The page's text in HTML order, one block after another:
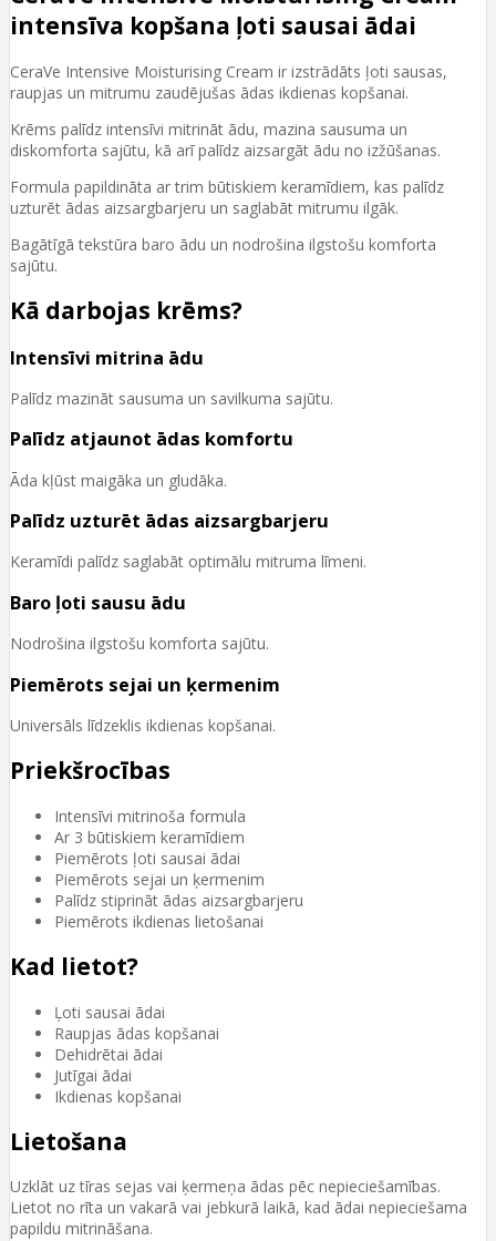
intensīva kopšana ļoti sausai ādai
CeraVe Intensive Moisturising Cream ir izstrādāts ļoti sausas,
raupjas un mitrumu zaudējušas ādas ikdienas kopšanai.
Krēms palīdz intensīvi mitrināt ādu, mazina sausuma un
diskomforta sajūtu, kā arī palīdz aizsargāt ādu no izžūšanas.
Formula papildināta ar trim būtiskiem keramīdiem, kas palīdz
uzturēt ādas aizsargbarjeru un saglabāt mitrumu ilgāk.
Bagātīgā tekstūra baro ādu un nodrošina ilgstošu komforta
sajūtu.
Kā darbojas krēms?
Intensīvi mitrina ādu
Palīdz mazināt sausuma un savilkuma sajūtu.
Palīdz atjaunot ādas komfortu
Āda kļūst maigāka un gludāka.
Palīdz uzturēt ādas aizsargbarjeru
Keramīdi palīdz saglabāt optimālu mitruma līmeni.
Baro ļoti sausu ādu
Nodrošina ilgstošu komforta sajūtu.
Piemērots sejai un ķermenim
Universāls līdzeklis ikdienas kopšanai.
Priekšrocības
Intensīvi mitrinoša formula
Ar 3 būtiskiem keramīdiem
Piemērots ļoti sausai ādai
Piemērots sejai un ķermenim
Palīdz stiprināt ādas aizsargbarjeru
Piemērots ikdienas lietošanai
Kad lietot?
Ļoti sausai ādai
Raupjas ādas kopšanai
Dehidrētai ādai
Jutīgai ādai
Ikdienas kopšanai
Lietošana
Uzklāt uz tīras sejas vai ķermeņa ādas pēc nepieciešamības.
Lietot no rīta un vakarā vai jebkurā laikā, kad ādai nepieciešama
papildu mitrināšana.